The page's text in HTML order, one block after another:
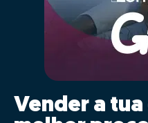
Vender a tua